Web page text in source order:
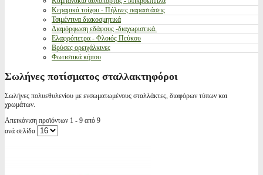
Κεραμικά τοίχου - Πήλινες παραστάσεις
Τσιμέντινα διακοσμητικά
Διαμόρφωση εδάφους -διαχωριστικά.
Ελαφρόπετρα - Φλοιός Πεύκου
Βρύσες ορειχάλκινες
Φωτιστικά κήπου
Σωλήνες ποτίσματος σταλλακτηφόροι
Σωλήνες πολυεθυλενίου με ενσωματωμένους σταλλάκτες, διαφόρων τύπων και
χρωμάτων.
Απεικόνιση προϊόντων 1 - 9 από 9
ανά σελίδα